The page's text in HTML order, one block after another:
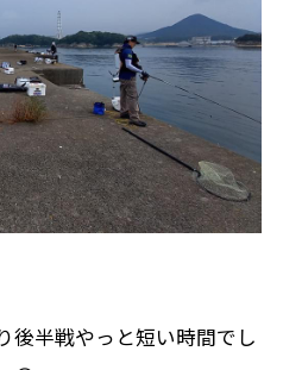
後半戦やっと短い時間でし